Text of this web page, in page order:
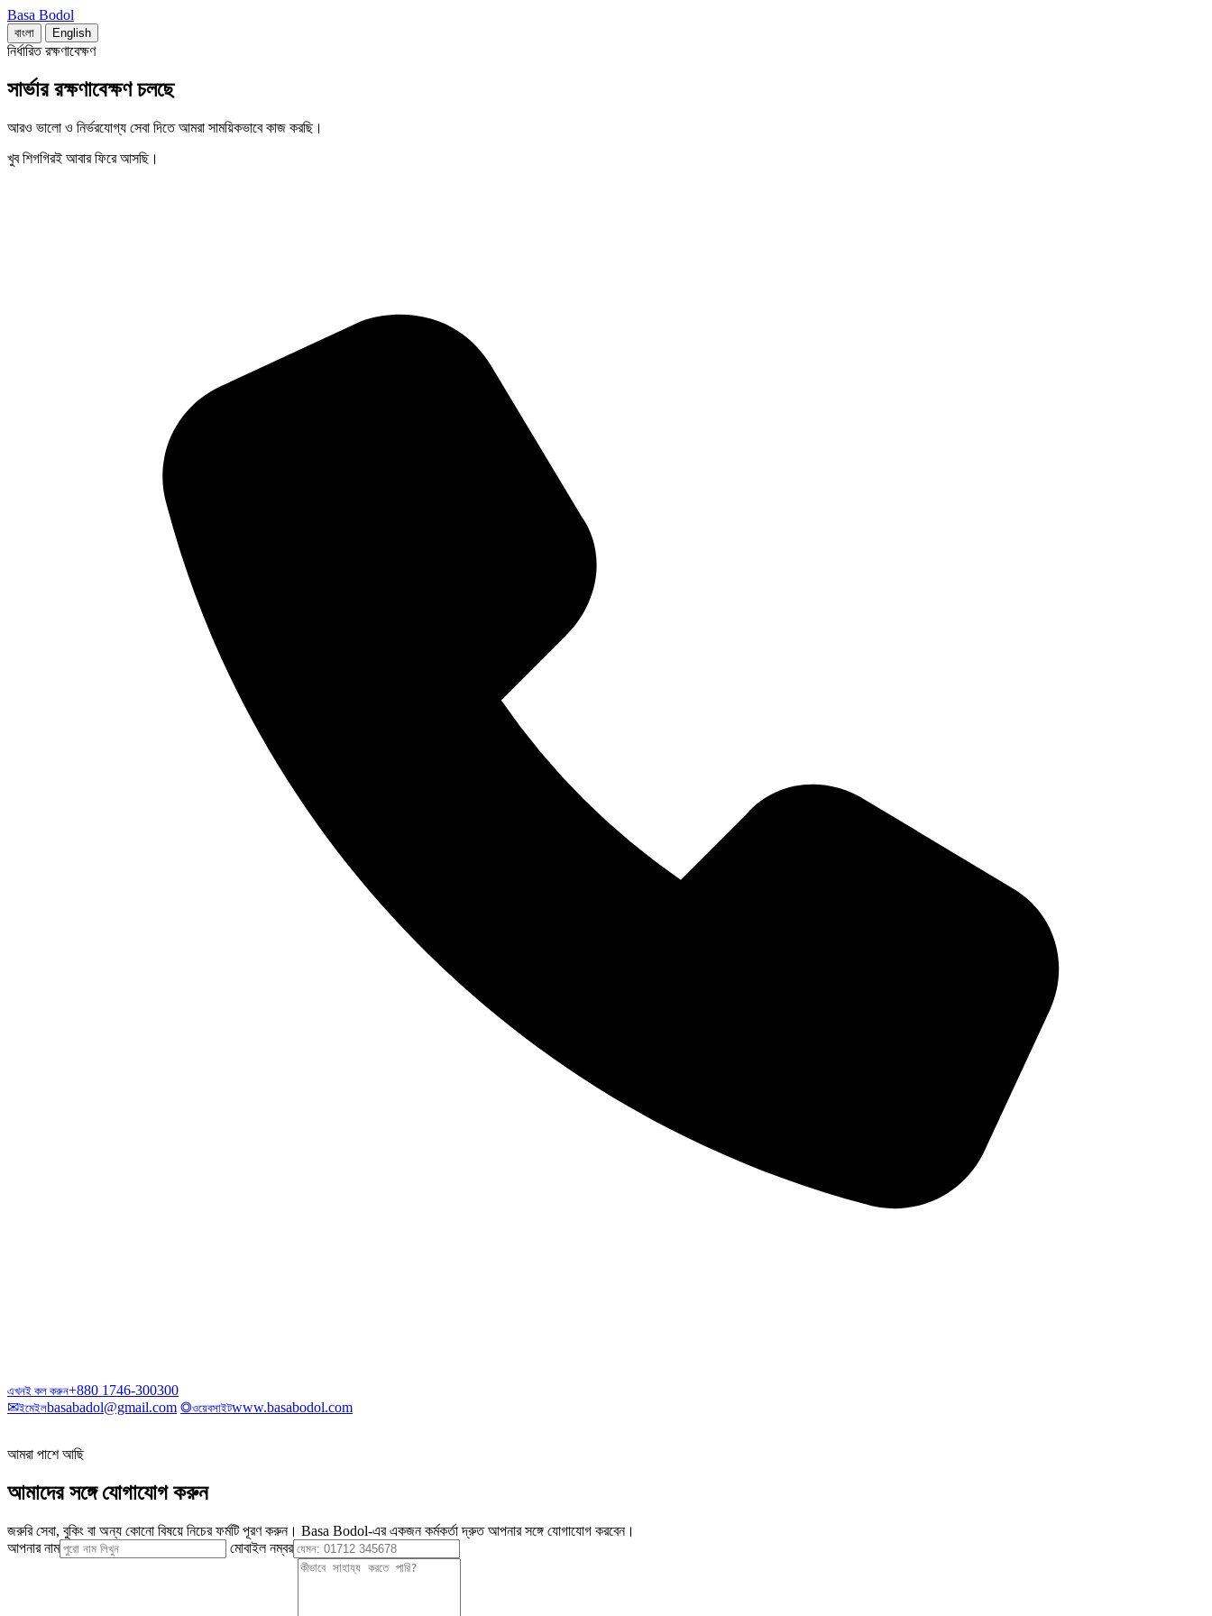
Basa Bodol
বাংলা English
নির্ধারিত রক্ষণাবেক্ষণ
সার্ভার রক্ষণাবেক্ষণ চলছে
আরও ভালো ও নির্ভরযোগ্য সেবা দিতে আমরা সাময়িকভাবে কাজ করছি।
খুব শিগগিরই আবার ফিরে আসছি।
এখনই কল করুন+880 1746-300300
✉ইমেইলbasabadol@gmail.com ◎ওয়েবসাইটwww.basabodol.com
আমরা পাশে আছি
আমাদের সঙ্গে যোগাযোগ করুন
জরুরি সেবা, বুকিং বা অন্য কোনো বিষয়ে নিচের ফর্মটি পূরণ করুন। Basa Bodol-এর একজন কর্মকর্তা দ্রুত আপনার সঙ্গে যোগাযোগ করবেন।
আপনার নাম
মোবাইল নম্বর